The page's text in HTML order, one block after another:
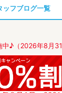
ッフブログ一覧
♪（2026年8月31